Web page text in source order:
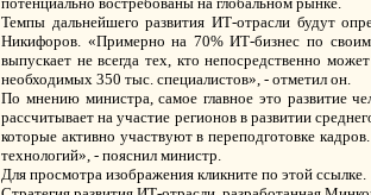
Темпы дальнейшего развития ИТ-отрасли будут
Никифоров. «Примерно на 70% ИТ-бизнес по
выпускает не всегда тех, кто непосредственно
необходимых 350 тыс. специалистов», - отметил он.
По мнению министра, самое главное это развитие
рассчитывает на участие регионов в развитии
которые активно участвуют в переподготовке
технологий», - пояснил министр.
Для просмотра изображения кликните по этой ссылке.